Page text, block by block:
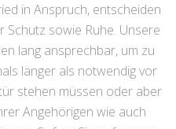
in Anspruch, entscheiden
Schutz sowie Ruhe. Unsere
lang ansprechbar, um zu
länger als notwendig vor
stehen müssen oder aber
Angehörigen wie auch